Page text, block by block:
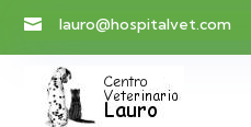
 lauro@hospitalvet.com